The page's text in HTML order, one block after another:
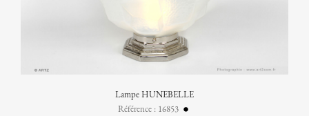
Lampe HUNEBELLE
Référence : 16853